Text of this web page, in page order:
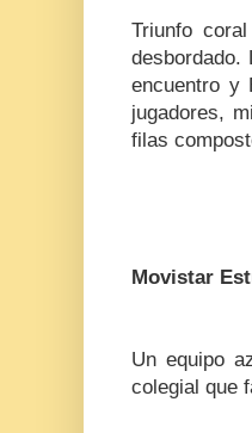
Triunfo
desbordado.
encuentro y
jugadores,
filas
Movistar
Un equipo
colegial que